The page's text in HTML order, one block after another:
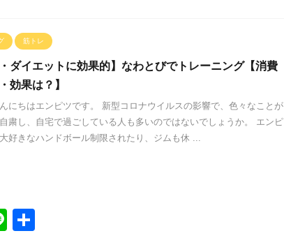
筋トレ
・ダイエットに効果的】なわとびでトレーニング【消費
効果は？】
にちはエンピツです。 新型コロナウイルスの影響で、色々なことが
粛し、自宅で過ごしている人も多いのではないでしょうか。 エンピ
好きなハンドボール制限されたり、ジムも休 ...
Li